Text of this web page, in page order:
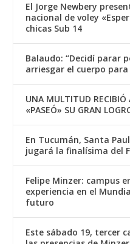
El Jorge Newbery
nacional de voley
chicas Sub 14
Balaudo: “Decidí parar
arriesgar el cuerpo
UNA MULTITUD RECIBIÓ
«PASEÓ» SU GRAN
En Tucumán, Santa
jugará la finalísima del
Felipe Minzer: campus
experiencia en el
futuro
Este sábado 19, tercer